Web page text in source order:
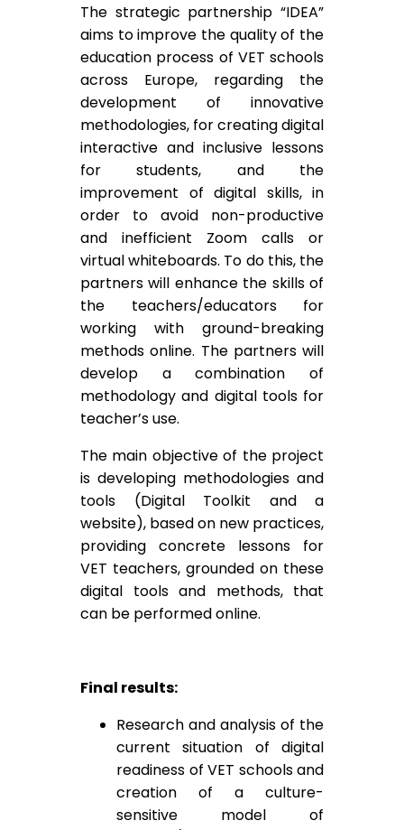
The strategic partnership “IDEA”
aims to improve the quality of the
education process of VET schools
across Europe, regarding the
development of innovative
methodologies, for creating digital
interactive and inclusive lessons
for students, and the
improvement of digital skills, in
order to avoid non-productive
and inefficient Zoom calls or
virtual whiteboards. To do this, the
partners will enhance the skills of
the teachers/educators for
working with ground-breaking
methods online. The partners will
develop a combination of
methodology and digital tools for
teacher’s use.
The main objective of the project
is developing methodologies and
tools (Digital Toolkit and a
website), based on new practices,
providing concrete lessons for
VET teachers, grounded on these
digital tools and methods, that
can be performed online.
Final results:
Research and analysis of the
current situation of digital
readiness of VET schools and
creation of a culture-
sensitive model of